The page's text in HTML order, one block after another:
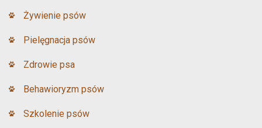
Żywienie psów
Pielęgnacja psów
Zdrowie psa
Behawioryzm psów
Szkolenie psów